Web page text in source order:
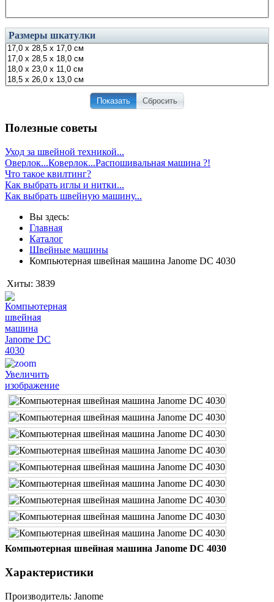
Размеры шкатулки
Показать Сбросить
Полезные советы
Уход за швейной техникой...
Оверлок...Коверлок...Распошивальная машина ?!
Что такое квилтинг?
Как выбрать иглы и нитки...
Как выбрать швейную машину...
Вы здесь:
Главная
Каталог
Швейные машины
Компьютерная швейная машина Janome DC 4030
Хиты: 3839
Увеличить
изображение
Компьютерная швейная машина Janome DC 4030
Характеристики
Производитель: Janome